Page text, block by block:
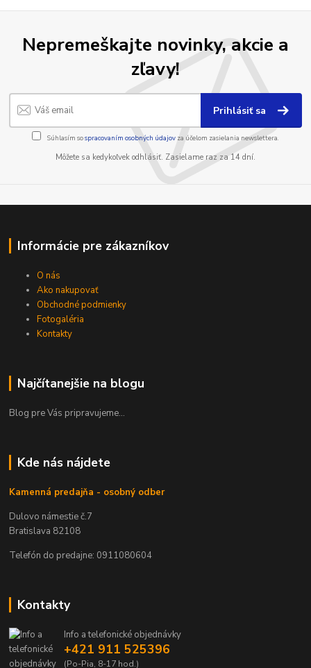
Nepremeškajte novinky, akcie a
zľavy!
Prihlásiť sa
Súhlasím sospracovaním osobných údajov za účelom zasielania newslettera.
Môžete sa kedykoľvek odhlásiť. Zasielame raz za 14 dní.
Informácie pre zákazníkov
O nás
Ako nakupovať
Obchodné podmienky
Fotogaléria
Kontakty
Najčítanejšie na blogu
Blog pre Vás pripravujeme...
Kde nás nájdete
Kamenná predajňa - osobný odber
Dulovo námestie č.7
Bratislava 82108
Telefón do predajne: 0911080604
Kontakty
Info a telefonické objednávky
+421 911 525396
(Po-Pia, 8-17 hod.)